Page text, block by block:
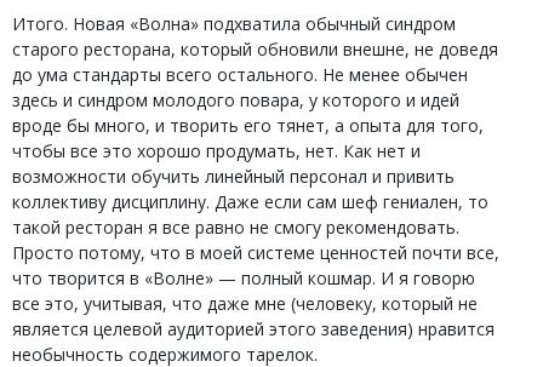
Итого. Новая «Волна» подхватила обычный синдром
старого ресторана, который обновили внешне, не доведя
до ума стандарты всего остального. Не менее обычен
здесь и синдром молодого повара, у которого и идей
вроде бы много, и творить его тянет, а опыта для того,
чтобы все это хорошо продумать, нет. Как нет и
возможности обучить линейный персонал и привить
коллективу дисциплину. Даже если сам шеф гениален, то
такой ресторан я все равно не смогу рекомендовать.
Просто потому, что в моей системе ценностей почти все,
что творится в «Волне» — полный кошмар. И я говорю
все это, учитывая, что даже мне (человеку, который не
является целевой аудиторией этого заведения) нравится
необычность содержимого тарелок.